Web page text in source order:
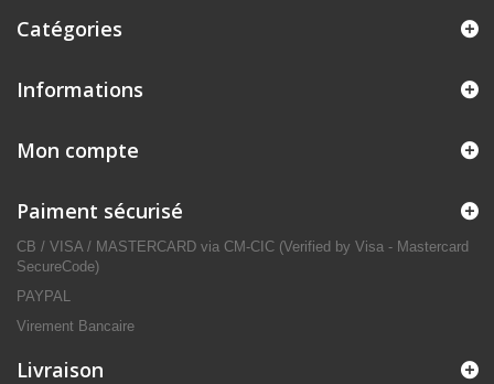
Catégories
Informations
Mon compte
Paiment sécurisé
CB / VISA / MASTERCARD via CM-CIC (Verified by Visa - Mastercard
SecureCode)
PAYPAL
Virement Bancaire
Livraison